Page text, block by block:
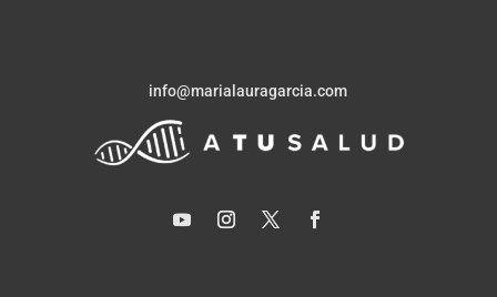
info@marialauragarcia.com